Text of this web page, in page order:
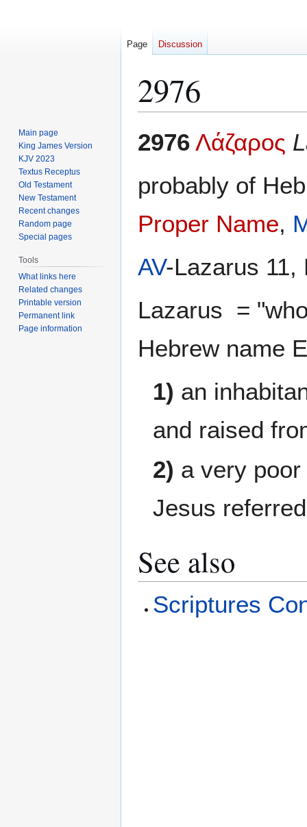
2976
to
to
2976 Λάζαρος
probably of
Proper Name,
AV-Lazarus 11,
Lazarus =
Hebrew name
1) an
and raised
2) a very
Jesus
See also
Scriptures
Page Discussion
Main page
King James Version
KJV 2023
Textus Receptus
Old Testament
New Testament
Recent changes
Random page
Special pages
Tools
What links here
Related changes
Printable version
Permanent link
Page information